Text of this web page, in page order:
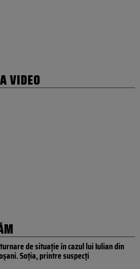
VIDEO
de situație în cazul lui Iulian din
Soția, printre suspecți